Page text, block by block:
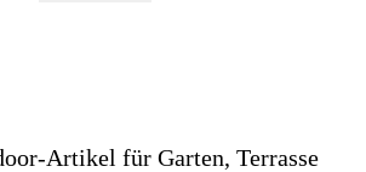
Artikel für Garten, Terrasse